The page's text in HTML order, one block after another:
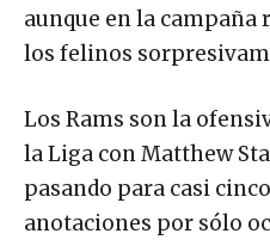
aunque en la campaña
los felinos
Los Rams son la
la Liga con Matthew
pasando para casi
anotaciones por sólo